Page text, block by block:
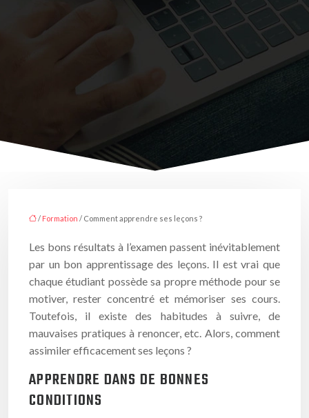
/ Formation / Comment apprendre ses leçons ?
Les bons résultats à l’examen passent inévitablement
par un bon apprentissage des leçons. Il est vrai que
chaque étudiant possède sa propre méthode pour se
motiver, rester concentré et mémoriser ses cours.
Toutefois, il existe des habitudes à suivre, de
mauvaises pratiques à renoncer, etc. Alors, comment
assimiler efficacement ses leçons ?
APPRENDRE DANS DE BONNES
CONDITIONS